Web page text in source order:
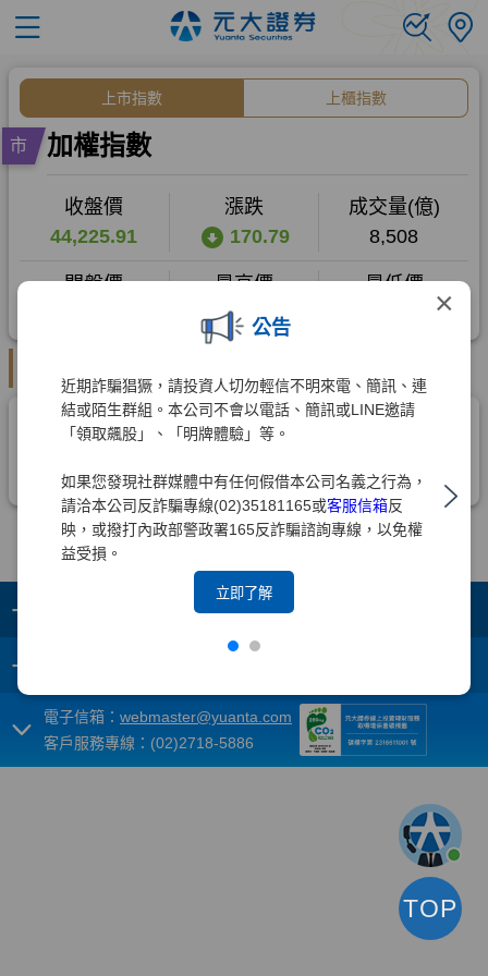
×
公告
近期詐騙猖獗，請投資人切勿輕信不明來電、簡訊、連
結或陌生群組。本公司不會以電話、簡訊或LINE邀請
「領取飆股」、「明牌體驗」等。
如果您發現社群媒體中有任何假借本公司名義之行為，
請洽本公司反詐騙專線(02)35181165或客服信箱反
映，或撥打內政部警政署165反詐騙諮詢專線，以免權
益受損。
立即了解
+
+
電子信箱： webmaster@yuanta.com
客戶服務專線：(02)2718-5886
TOP